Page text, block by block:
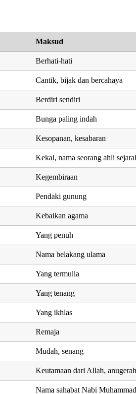
Maksud
Berhati-hati
Cantik, bijak dan bercahaya
Berdiri sendiri
Bunga paling indah
Kesopanan, kesabaran
Kekal, nama seorang ahli
Kegembiraan
Pendaki gunung
Kebaikan agama
Yang penuh
Nama belakang ulama
Yang termulia
Yang tenang
Yang ikhlas
Remaja
Mudah, senang
Keutamaan dari Allah,
Nama sahabat Nabi